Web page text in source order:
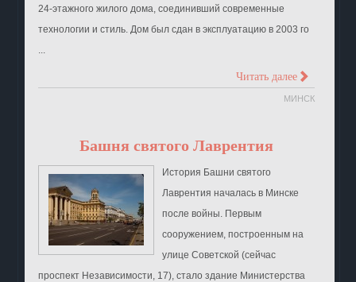
24-этажного жилого дома, соединивший современные
технологии и стиль. Дом был сдан в эксплуатацию в 2003 го
Читать далее >
МИНСК
Башня святого Лаврентия
История Башни святого
Лаврентия началась в Минске
после войны. Первым
сооружением, построенным на
улице Советской (сейчас
проспект Независимости, 17), стало здание Министерства